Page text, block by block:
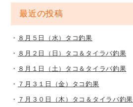
最近の投稿
８月５日（水）タコ釣果
８月２日（日）タコ＆タイラバ釣果
８月１日（土）タコ＆タイラバ釣果
７月３１日（金）タコ釣果
７月３０日（木）タコ＆タイラバ釣果